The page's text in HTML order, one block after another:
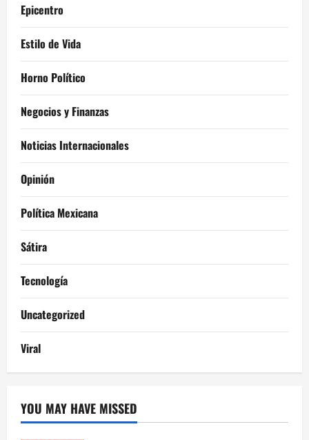
Epicentro
Estilo de Vida
Horno Político
Negocios y Finanzas
Noticias Internacionales
Opinión
Política Mexicana
Sátira
Tecnología
Uncategorized
Viral
YOU MAY HAVE MISSED